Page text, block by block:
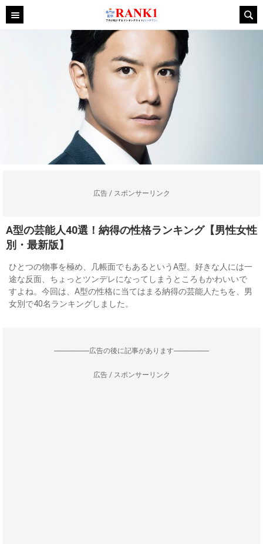
広告 / スポンサーリンク
A型の芸能人40選！納得の性格ランキング【男性女性
別・最新版】
ひとつの物事を極め、几帳面でもあるというA型。好きな人には一
途な反面、ちょっとツンデレになってしまうところもかわいいで
すよね。今回は、A型の性格に当てはまる納得の芸能人たちを、男
女別で40名ランキングしました。
--------------------広告の後に記事があります--------------------
広告 / スポンサーリンク